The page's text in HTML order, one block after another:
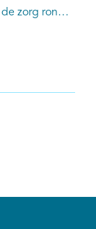
zorg rond